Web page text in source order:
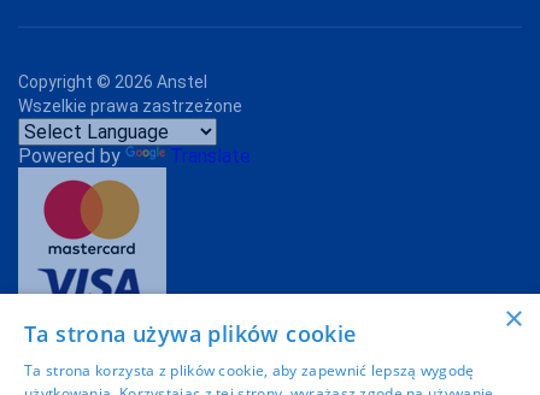
Copyright © 2026 Anstel
Wszelkie prawa zastrzeżone
Powered by Translate
Imoli.pl
×
Ta strona używa plików cookie
Ta strona korzysta z plików cookie, aby zapewnić lepszą wygodę